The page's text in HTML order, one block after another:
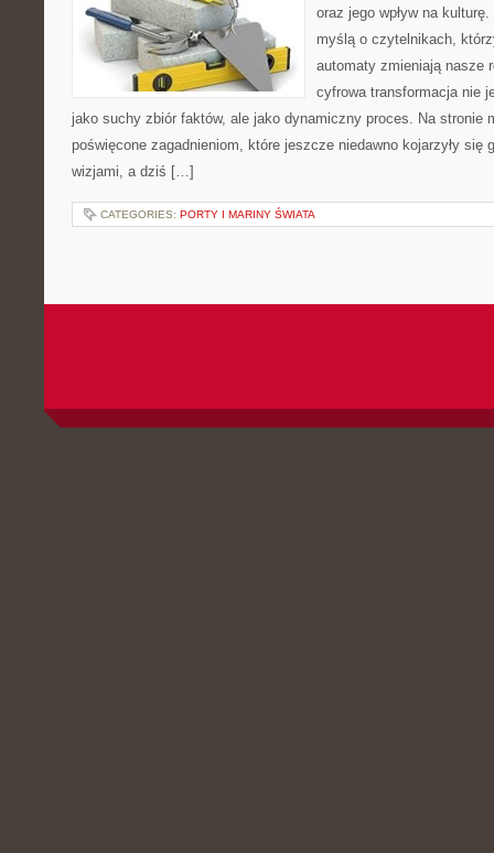
oraz jego wpływ na
myślą o czytelnikach,
automaty zmieniają nasze
cyfrowa transformacja nie
jako suchy zbiór faktów, ale jako dynamiczny proces. Na stronie
poświęcone zagadnieniom, które jeszcze niedawno kojarzyły się
wizjami, a dziś […]
CATEGORIES: PORTY I MARINY ŚWIATA